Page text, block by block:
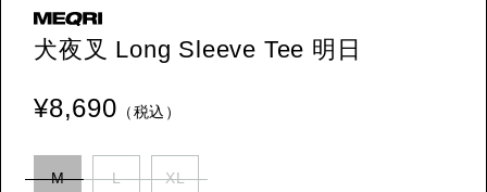
犬夜叉 Long Sleeve Tee 明日
¥8,690 （税込）
M L XL